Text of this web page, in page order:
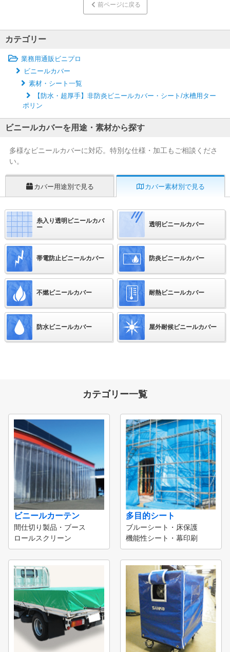
前ページに戻る
カテゴリー
業務用通販ビニプロ
ビニールカバー
素材・シート一覧
【防水・超厚手】非防炎ビニールカバー・シート/水槽用ター
ポリン
ビニールカバーを用途・素材から探す
多様なビニールカバーに対応。特別な仕様・加工もご相談くださ
い。
カバー用途別で見る カバー素材別で見る
糸入り透明ビニールカバ
ー
透明ビニールカバー
帯電防止ビニールカバー 防炎ビニールカバー
不燃ビニールカバー 耐熱ビニールカバー
防水ビニールカバー 屋外耐候ビニールカバー
カテゴリー一覧
ビニールカーテン
間仕切り製品・ブース
ロールスクリーン
多目的シート
ブルーシート・床保護
機能性シート・幕印刷